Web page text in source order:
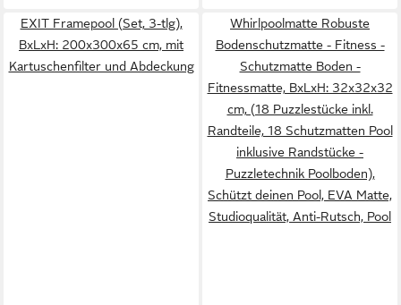
EXIT Framepool (Set, 3-tlg),
BxLxH: 200x300x65 cm, mit
Kartuschenfilter und Abdeckung
Whirlpoolmatte Robuste
Bodenschutzmatte - Fitness -
Schutzmatte Boden -
Fitnessmatte, BxLxH: 32x32x32
cm, (18 Puzzlestücke inkl.
Randteile, 18 Schutzmatten Pool
inklusive Randstücke -
Puzzletechnik Poolboden),
Schützt deinen Pool, EVA Matte,
Studioqualität, Anti-Rutsch, Pool